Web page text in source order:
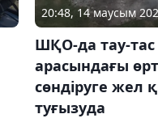
20:48, 14 маусым
ШҚО-да тау-тас
арасындағы
сөндіруге жел
туғызуда